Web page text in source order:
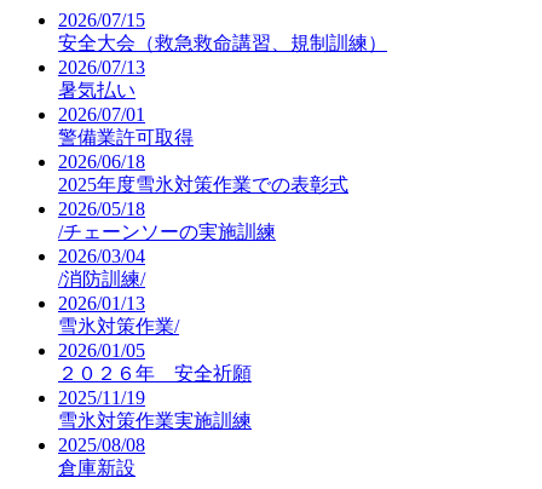
2026/07/15
安全大会（救急救命講習、規制訓練）
2026/07/13
暑気払い
2026/07/01
警備業許可取得
2026/06/18
2025年度雪氷対策作業での表彰式
2026/05/18
/チェーンソーの実施訓練
2026/03/04
/消防訓練/
2026/01/13
雪氷対策作業/
2026/01/05
２０２６年 安全祈願
2025/11/19
雪氷対策作業実施訓練
2025/08/08
倉庫新設